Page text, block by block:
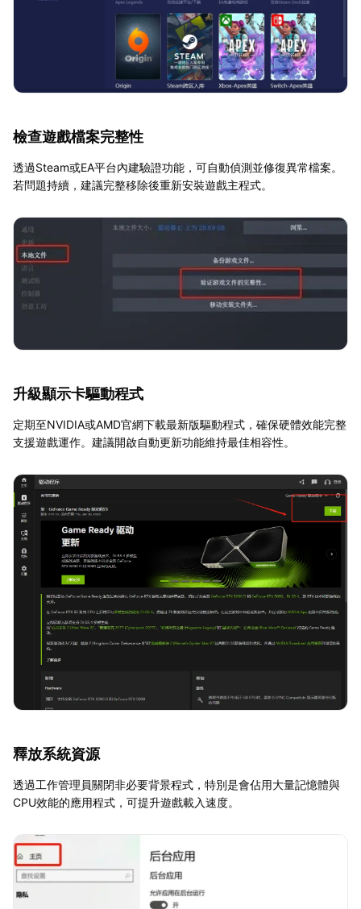
檢查遊戲檔案完整性
透過Steam或EA平台內建驗證功能，可自動偵測並修復異常檔案。
若問題持續，建議完整移除後重新安裝遊戲主程式。
升級顯示卡驅動程式
定期至NVIDIA或AMD官網下載最新版驅動程式，確保硬體效能完整
支援遊戲運作。建議開啟自動更新功能維持最佳相容性。
釋放系統資源
透過工作管理員關閉非必要背景程式，特別是會佔用大量記憶體與
CPU效能的應用程式，可提升遊戲載入速度。